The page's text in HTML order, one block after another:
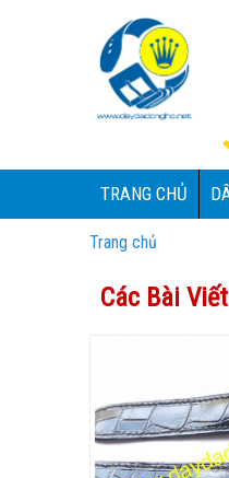
TRANG CHỦ
Trang chủ
Các Bài